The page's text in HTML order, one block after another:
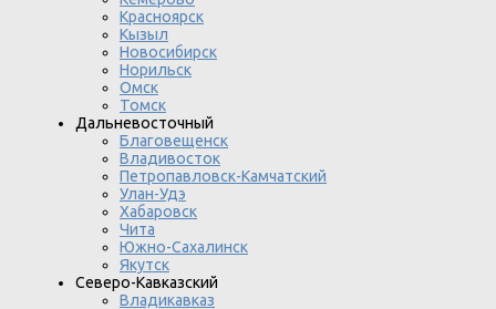
Красноярск
Кызыл
Новосибирск
Норильск
Омск
Томск
Дальневосточный
Благовещенск
Владивосток
Петропавловск-Камчатский
Улан-Удэ
Хабаровск
Чита
Южно-Сахалинск
Якутск
Северо-Кавказский
Владикавказ